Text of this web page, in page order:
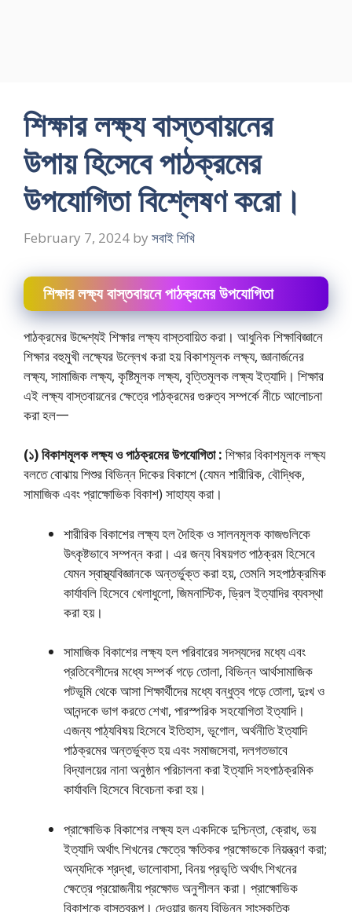
শিক্ষার লক্ষ্য বাস্তবায়নের
উপায় হিসেবে পাঠক্রমের
উপযােগিতা বিশ্লেষণ করাে।
February 7, 2024 by সবাই শিখি
শিক্ষার লক্ষ্য বাস্তবায়নে পাঠক্রমের উপযােগিতা
পাঠক্রমের উদ্দেশ্যই শিক্ষার লক্ষ্য বাস্তবায়িত করা। আধুনিক শিক্ষাবিজ্ঞানে
শিক্ষার বহুমুখী লক্ষ্যের উল্লেখ করা হয় বিকাশমূলক লক্ষ্য, জ্ঞানার্জনের
লক্ষ্য, সামাজিক লক্ষ্য, কৃষ্টিমূলক লক্ষ্য, বৃত্তিমূলক লক্ষ্য ইত্যাদি। শিক্ষার
এই লক্ষ্য বাস্তবায়নের ক্ষেত্রে পাঠক্রমের গুরুত্ব সম্পর্কে নীচে আলােচনা
করা হল一
(১) বিকাশমূলক লক্ষ্য ও পাঠক্রমের উপযােগিতা : শিক্ষার বিকাশমূলক লক্ষ্য
বলতে বােঝায় শিশুর বিভিন্ন দিকের বিকাশে (যেমন শারীরিক, বৌদ্ধিক,
সামাজিক এবং প্রাক্ষোভিক বিকাশ) সাহায্য করা।
শারীরিক বিকাশের লক্ষ্য হল দৈহিক ও সালনমূলক কাজগুলিকে
উৎকৃষ্টভাবে সম্পন্ন করা। এর জন্য বিষয়গত পাঠক্রম হিসেবে
যেমন স্বাস্থ্যবিজ্ঞানকে অন্তর্ভুক্ত করা হয়, তেমনি সহপাঠক্রমিক
কার্যাবলি হিসেবে খেলাধুলাে, জিমনাস্টিক, ড্রিল ইত্যাদির ব্যবস্থা
করা হয়।
সামাজিক বিকাশের লক্ষ্য হল পরিবারের সদস্যদের মধ্যে এবং
প্রতিবেশীদের মধ্যে সম্পর্ক গড়ে তােলা, বিভিন্ন আর্থসামাজিক
পটভূমি থেকে আসা শিক্ষার্থীদের মধ্যে বন্ধুত্ব গড়ে তােলা, দুঃখ ও
আনন্দকে ভাগ করতে শেখা, পারস্পরিক সহযােগিতা ইত্যাদি।
এজন্য পাঠ্যবিষয় হিসেবে ইতিহাস, ভূগােল, অর্থনীতি ইত্যাদি
পাঠক্রমের অন্তর্ভুক্ত হয় এবং সমাজসেবা, দলগতভাবে
বিদ্যালয়ের নানা অনুষ্ঠান পরিচালনা করা ইত্যাদি সহপাঠক্রমিক
কার্যাবলি হিসেবে বিবেচনা করা হয়।
প্রাক্ষোভিক বিকাশের লক্ষ্য হল একদিকে দুশ্চিন্তা, ক্রোধ, ভয়
ইত্যাদি অর্থাৎ শিখনের ক্ষেত্রে ক্ষতিকর প্রক্ষোভকে নিয়ন্ত্রণ করা;
অন্যদিকে শ্রদ্ধা, ভালােবাসা, বিনয় প্রভৃতি অর্থাৎ শিখনের
ক্ষেত্রে প্রয়োজনীয় প্রক্ষোভ অনুশীলন করা। প্রাক্ষোভিক
বিকাশকে বাস্তবরূপ। দেওয়ার জন্য বিভিন্ন সাংস্কৃতিক